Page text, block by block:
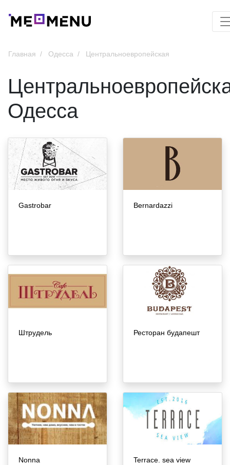
Главная Одесса Центральноевропейская
Одесса
Gastrobar Bernardazzi
Штрудель Ресторан будапешт
Nonna Terrace. sea view